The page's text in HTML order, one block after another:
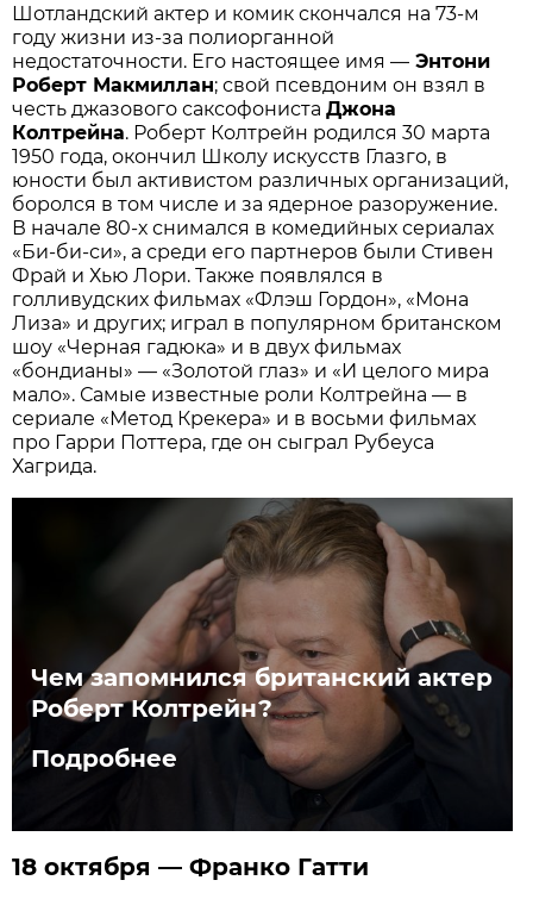
Шотландский актер и комик скончался на 73-м
году жизни из-за полиорганной
недостаточности. Его настоящее имя — Энтони
Роберт Макмиллан; свой псевдоним он взял в
честь джазового саксофонистаДжона
Колтрейна. Роберт Колтрейн родился 30 марта
1950 года, окончил Школу искусств Глазго, в
юности был активистом различных организаций,
боролся в том числе и за ядерное разоружение.
В начале 80-х снимался в комедийных сериалах
«Би-би-си», а среди его партнеров были Стивен
Фрай и Хью Лори. Также появлялся в
голливудских фильмах «Флэш Гордон», «Мона
Лиза» и других; играл в популярном британском
шоу «Черная гадюка» и в двух фильмах
«бондианы» — «Золотой глаз» и «И целого мира
мало». Самые известные роли Колтрейна — в
сериале «Метод Крекера» и в восьми фильмах
про Гарри Поттера, где он сыграл Рубеуса
Хагрида.
Чем запомнился британский актер
Роберт Колтрейн?
Подробнее
18 октября — Франко Гатти